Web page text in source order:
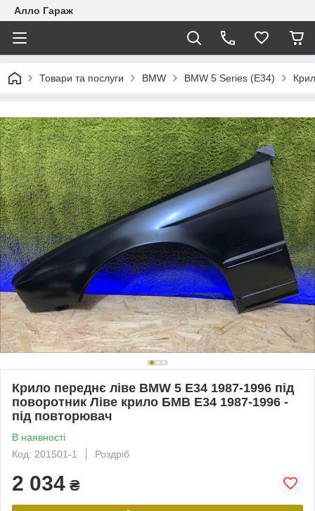
Алло Гараж
Товари та послуги BMW BMW 5 Series (E34)
Крило переднє ліве BMW 5 E34 1987-1996 під
поворотник Ліве крило БМВ Е34 1987-1996 -
під повторювач
В наявності
Код: 201501-1
Роздріб
2 034 ₴